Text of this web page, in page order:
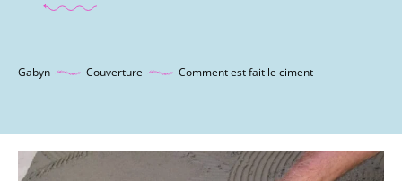
Gabyn Couverture Comment est fait le ciment